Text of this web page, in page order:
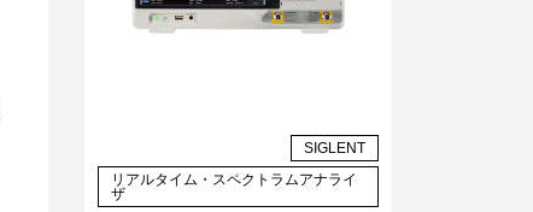
SIGLENT
リアルタイム・スペクトラムアナライ
ザ